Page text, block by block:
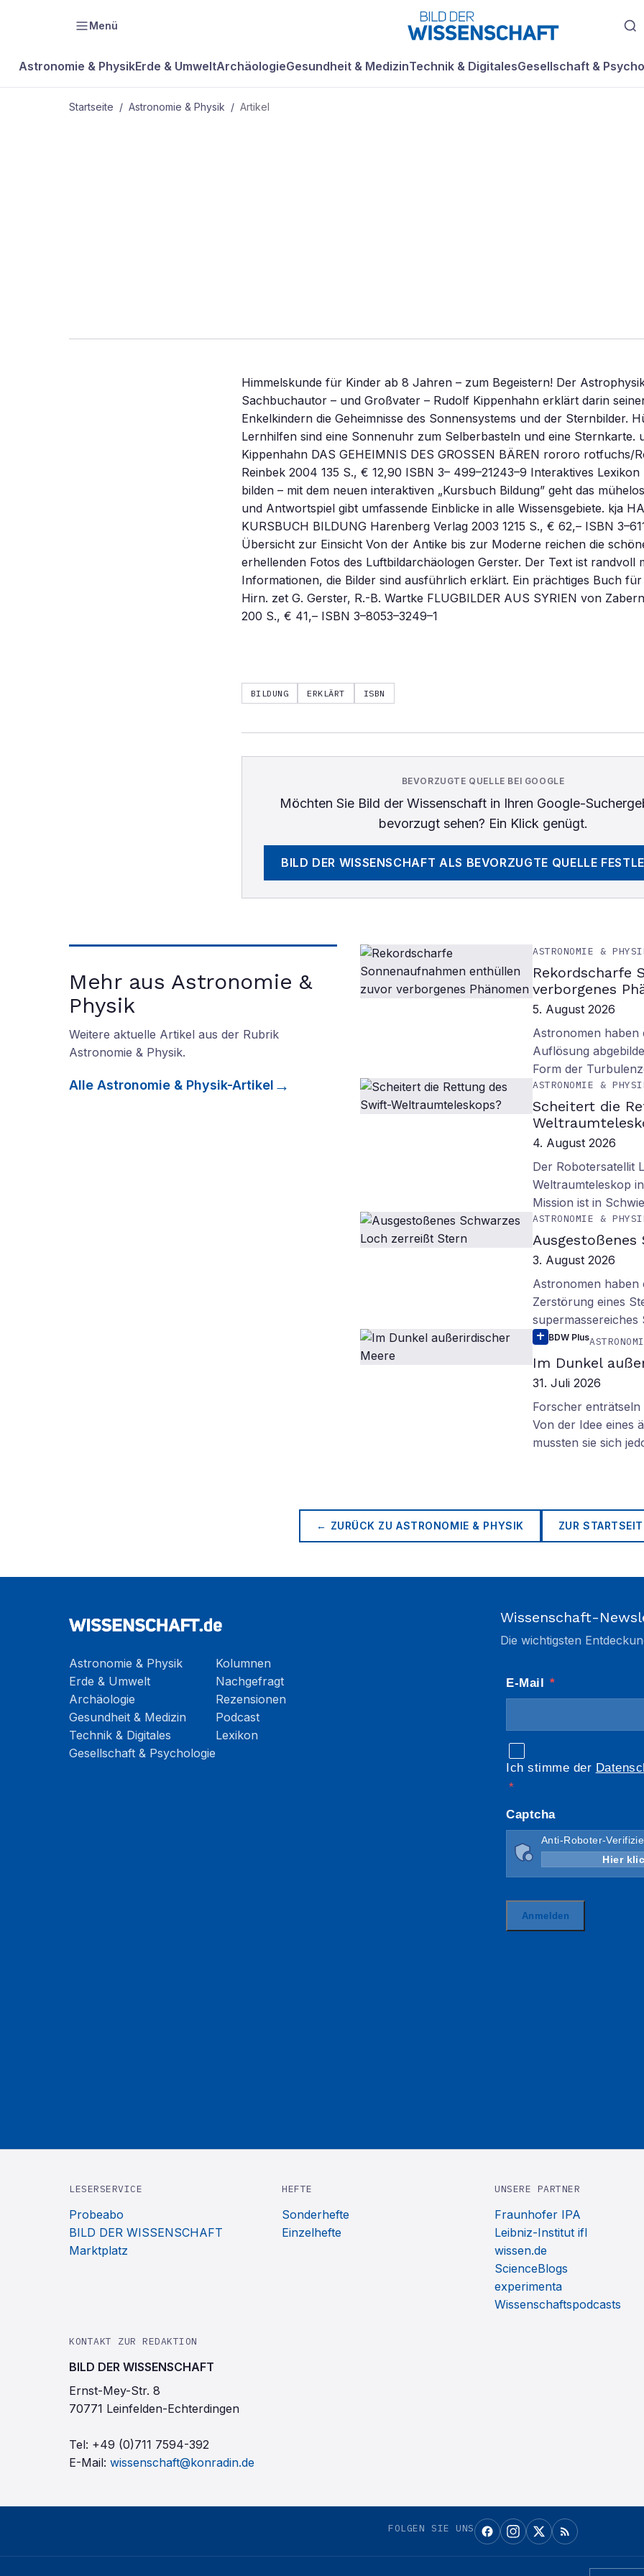
Menü
Astronomie & PhysikErde & UmweltArchäologieGesundheit & MedizinTechnik & DigitalesGesellschaft &
Startseite / Astronomie & Physik / Artikel
Himmelskunde für Kinder ab 8 Jahren – zum Begeistern! Der
Sachbuchautor – und Großvater – Rudolf Kippenhahn erklärt darin
Enkelkindern die Geheimnisse des Sonnensystems und der Sternbilder.
Lernhilfen sind eine Sonnenuhr zum Selberbasteln und eine Sternkarte.
Kippenhahn DAS GEHEIMNIS DES GROSSEN BÄREN rororo rotfuchs/
Reinbek 2004 135 S., € 12,90 ISBN 3– 499–21243–9 Interaktives Lexikon
bilden – mit dem neuen interaktiven „Kursbuch Bildung” geht das
und Antwortspiel gibt umfassende Einblicke in alle Wissensgebiete. kja
KURSBUCH BILDUNG Harenberg Verlag 2003 1215 S., € 62,– ISBN
Übersicht zur Einsicht Von der Antike bis zur Moderne reichen die
erhellenden Fotos des Luftbildarchäologen Gerster. Der Text ist randvoll
Informationen, die Bilder sind ausführlich erklärt. Ein prächtiges Buch
Hirn. zet G. Gerster, R.-B. Wartke FLUGBILDER AUS SYRIEN von
200 S., € 41,– ISBN 3–8053–3249–1
BILDUNG ERKLÄRT ISBN
BEVORZUGTE QUELLE BEI GOOGLE
Möchten Sie Bild der Wissenschaftin Ihren Google-
bevorzugt sehen? Ein Klick genügt.
BILD DER WISSENSCHAFT ALS BEVORZUGTE QUELLE
Mehr aus Astronomie &
Physik
Weitere aktuelle Artikel aus der Rubrik
Astronomie & Physik.
Alle Astronomie & Physik-Artikel
ASTRONOMIE &
Rekordscharfe
verborgenes
5. August 2026
Astronomen
Auflösung
Form der
ASTRONOMIE &
Scheitert die
4. August 2026
Der Robotersatellit
Weltraumteleskop
Mission ist in
ASTRONOMIE &
3. August 2026
Astronomen haben
Zerstörung eines
supermassereiches
BDW Plus
Im Dunkel
31. Juli 2026
Forscher enträtseln
Von der Idee eines
mussten sie sich
← ZURÜCK ZUASTRONOMIE & PHYSIK ZUR
Astronomie & Physik
Erde & Umwelt
Archäologie
Gesundheit & Medizin
Technik & Digitales
Gesellschaft & Psychologie
Kolumnen
Nachgefragt
Rezensionen
Podcast
Lexikon
Wissenschaft-
Die wichtigsten
LESERSERVICE
Probeabo
BILD DER WISSENSCHAFT
Marktplatz
HEFTE
Sonderhefte
Einzelhefte
UNSERE PARTNER
Fraunhofer IPA
Leibniz-Institut ifl
wissen.de
ScienceBlogs
experimenta
Wissenschaftspodcasts
KONTAKT ZUR REDAKTION
BILD DER WISSENSCHAFT
Ernst-Mey-Str. 8
70771 Leinfelden-Echterdingen
Tel: +49 (0)711 7594-392
E-Mail: wissenschaft@konradin.de
FOLGEN SIE UNS